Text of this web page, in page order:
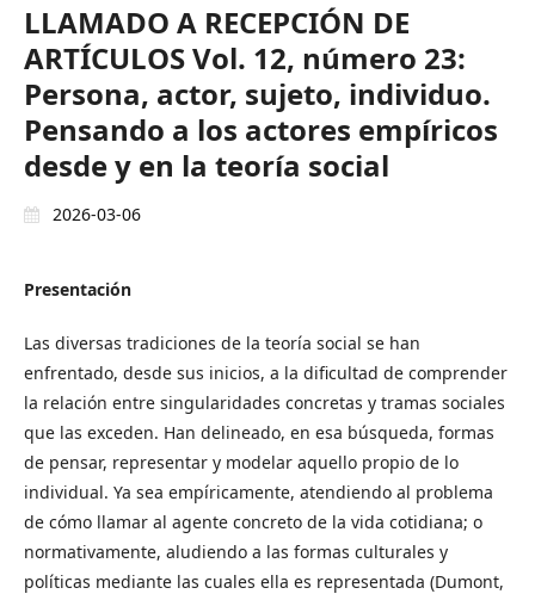
LLAMADO A RECEPCIÓN DE
ARTÍCULOS Vol. 12, número 23:
Persona, actor, sujeto, individuo.
Pensando a los actores empíricos
desde y en la teoría social
2026-03-06
Presentación
Las diversas tradiciones de la teoría social se han
enfrentado, desde sus inicios, a la dificultad de comprender
la relación entre singularidades concretas y tramas sociales
que las exceden. Han delineado, en esa búsqueda, formas
de pensar, representar y modelar aquello propio de lo
individual. Ya sea empíricamente, atendiendo al problema
de cómo llamar al agente concreto de la vida cotidiana; o
normativamente, aludiendo a las formas culturales y
políticas mediante las cuales ella es representada (Dumont,